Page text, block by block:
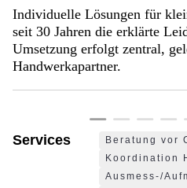
Individuelle Lösungen für
seit 30 Jahren die erklärte
Umsetzung erfolgt zentral,
Handwerkapartner.
©
Clemens
Krebs
©
Clemens
Krebs
©
Clemens
Krebs
©
Clemens
Krebs
©
Clemens
Krebs
©
Clemens
Krebs
©
Clemens
Krebs
©
Clemens
Krebs
©
Clemens
Krebs
©
Clemens
Krebs
©
Clemens
Krebs
©
Clemens
Krebs
©
Clemens
Krebs
©
Clemens
Krebs
©
Clemens
Krebs
©
Clemens
Krebs
©
Clemens
Krebs
Services
Beratung vor
Koordination
Ausmess-/